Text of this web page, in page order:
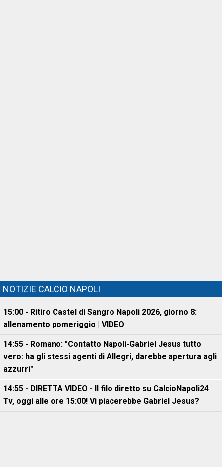
NOTIZIE CALCIO NAPOLI
15:00 - Ritiro Castel di Sangro Napoli 2026, giorno 8:
allenamento pomeriggio | VIDEO
14:55 - Romano: "Contatto Napoli-Gabriel Jesus tutto
vero: ha gli stessi agenti di Allegri, darebbe apertura agli
azzurri"
14:55 - DIRETTA VIDEO - Il filo diretto su CalcioNapoli24
Tv, oggi alle ore 15:00! Vi piacerebbe Gabriel Jesus?